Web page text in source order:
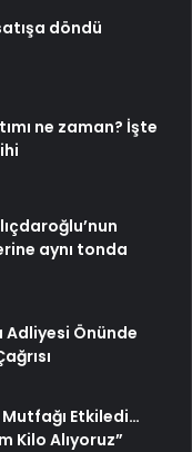
döndü
ne zaman? İşte
aynı tonda
Adliyesi Önünde
Etkiledi…
Kilo Alıyoruz”